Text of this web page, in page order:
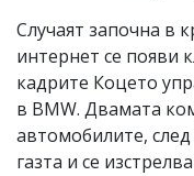
Случаят започна в
интернет се появи
кадрите Коцето
в BMW. Двамата
автомобилите,
газта и се